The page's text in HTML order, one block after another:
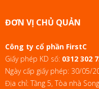
ĐƠN VỊ CHỦ QUẢN
Công ty cổ phần FirstC
Giấy phép KD số: 0312 302
Ngày cấp giấy phép: 30/05/
Địa chỉ: Tầng 5, Tòa nhà